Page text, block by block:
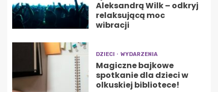
Aleksandrą Wilk – odkryj
relaksującą moc
wibracji
DZIECI WYDARZENIA
Magiczne bajkowe
spotkanie dla dzieci w
olkuskiej bibliotece!